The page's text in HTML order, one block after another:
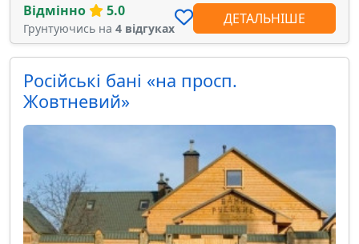
Відмінно 5.0
Грунтуючись на 4 відгуках
ДЕТАЛЬНІШЕ
Російські бані «на просп.
Жовтневий»